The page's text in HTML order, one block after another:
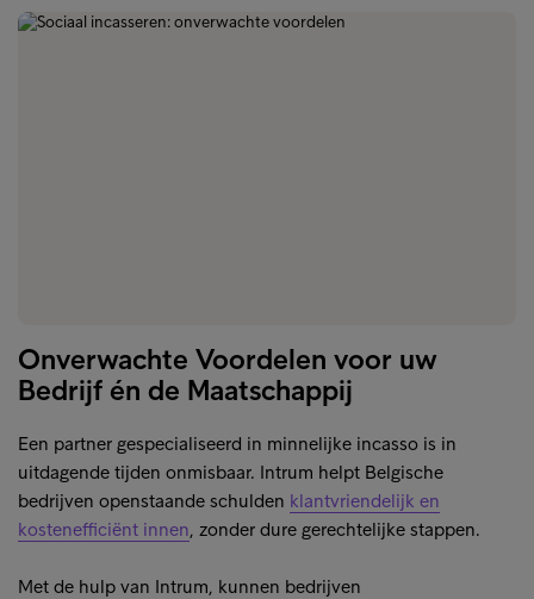
Onverwachte Voordelen voor uw
Bedrijf én de Maatschappij
Een partner gespecialiseerd in minnelijke incasso is in
uitdagende tijden onmisbaar. Intrum helpt Belgische
bedrijven openstaande schulden klantvriendelijk en
kostenefficiënt innen, zonder dure gerechtelijke stappen.
Met de hulp van Intrum, kunnen bedrijven